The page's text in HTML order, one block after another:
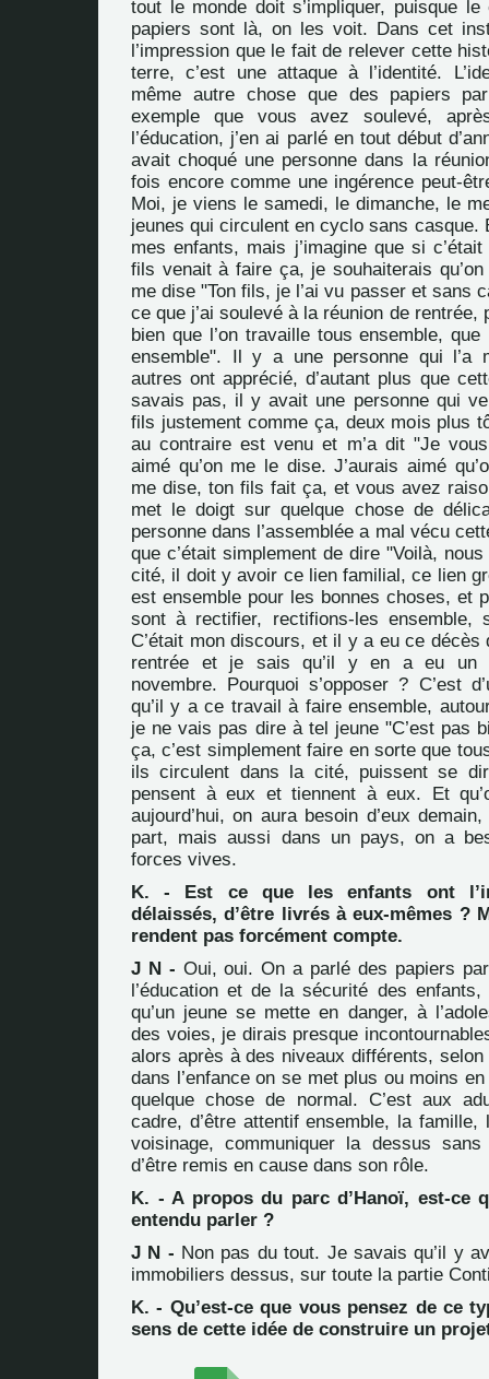
tout le monde doit s’impliquer, puisque
papiers sont là, on les voit. Dans cet
l’impression que le fait de relever cette
terre, c’est une attaque à l’identité.
même autre chose que des papiers
exemple que vous avez soulevé,
l’éducation, j’en ai parlé en tout début
avait choqué une personne dans la
fois encore comme une ingérence peut-
Moi, je viens le samedi, le dimanche, le
jeunes qui circulent en cyclo sans casque.
mes enfants, mais j’imagine que si
fils venait à faire ça, je souhaiterais qu’on
me dise "Ton fils, je l’ai vu passer et sans
ce que j’ai soulevé à la réunion de rentrée,
bien que l’on travaille tous ensemble, que
ensemble". Il y a une personne qui l’a
autres ont apprécié, d’autant plus que
savais pas, il y avait une personne qui
fils justement comme ça, deux mois plus
au contraire est venu et m’a dit "Je
aimé qu’on me le dise. J’aurais aimé
me dise, ton fils fait ça, et vous avez
met le doigt sur quelque chose de
personne dans l’assemblée a mal vécu
que c’était simplement de dire "Voilà,
cité, il doit y avoir ce lien familial, ce lien
est ensemble pour les bonnes choses, et
sont à rectifier, rectifions-les ensemble,
C’était mon discours, et il y a eu ce décès
rentrée et je sais qu’il y en a eu un
novembre. Pourquoi s’opposer ? C’est
qu’il y a ce travail à faire ensemble,
je ne vais pas dire à tel jeune "C’est pas
ça, c’est simplement faire en sorte que
ils circulent dans la cité, puissent se
pensent à eux et tiennent à eux. Et
aujourd’hui, on aura besoin d’eux
part, mais aussi dans un pays, on a
forces vives.
K. - Est ce que les enfants ont
délaissés, d’être livrés à eux-mêmes ?
rendent pas forcément compte.
J N - Oui, oui. On a parlé des papiers
l’éducation et de la sécurité des enfants,
qu’un jeune se mette en danger, à
des voies, je dirais presque
alors après à des niveaux différents, selon
dans l’enfance on se met plus ou moins
quelque chose de normal. C’est aux
cadre, d’être attentif ensemble, la famille,
voisinage, communiquer la dessus sans
d’être remis en cause dans son rôle.
K. - A propos du parc d’Hanoï, est-ce
entendu parler ?
J N - Non pas du tout. Je savais qu’il y
immobiliers dessus, sur toute la partie
K. - Qu’est-ce que vous pensez de ce
sens de cette idée de construire un